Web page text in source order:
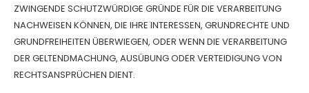
ZWINGENDE SCHUTZWÜRDIGE GRÜNDE FÜR DIE VERARBEITUNG
NACHWEISEN KÖNNEN, DIE IHRE INTERESSEN, GRUNDRECHTE UND
GRUNDFREIHEITEN ÜBERWIEGEN, ODER WENN DIE VERARBEITUNG
DER GELTENDMACHUNG, AUSÜBUNG ODER VERTEIDIGUNG VON
RECHTSANSPRÜCHEN DIENT.